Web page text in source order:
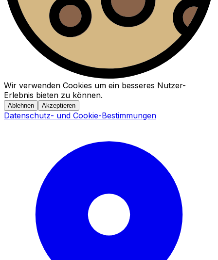
Wir verwenden Cookies um ein besseres Nutzer-
Erlebnis bieten zu können.
Ablehnen Akzeptieren
Datenschutz- und Cookie-Bestimmungen